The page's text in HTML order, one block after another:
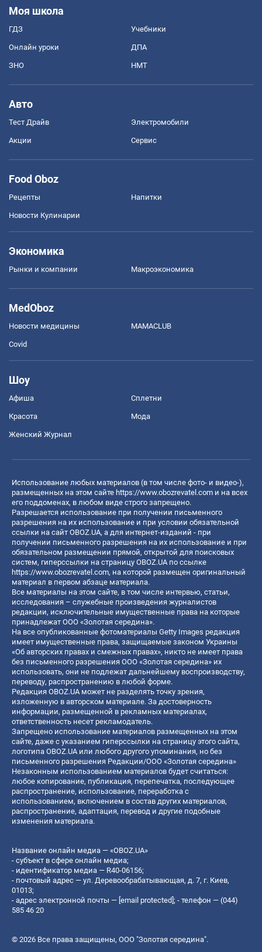
Моя школа
ГДЗ Учебники
Онлайн уроки ДПА
ЗНО НМТ
Авто
Тест Драйв Электромобили
Акции Сервис
Food Oboz
Рецепты Напитки
Новости Кулинарии
Экономика
Рынки и компании Mакроэкономика
MedOboz
Новости медицины MAMACLUB
Covid
Шоу
Афиша Сплетни
Красота Мода
Женский Журнал
Использование любых материалов (в том числе фото- и видео-),
размещенных на этом сайте https://www.obozrevatel.com и на всех
его поддоменах, в любом виде строго запрещено.
Разрешается использование при получении письменного
разрешения на их использование и при условии обязательной
ссылки на сайт OBOZ.UA, а для интернет-изданий - при
получении письменного разрешения на их использование и при
обязательном размещении прямой, открытой для поисковых
систем, гиперссылки на страницу OBOZ.UA по ссылке
https://www.obozrevatel.com, на которой размещен оригинальный
материал в первом абзаце материала.
Все материалы на этом сайте, в том числе интервью, статьи,
исследования – служебные произведения журналистов
редакции, исключительные имущественные права на которые
принадлежат ООО «Золотая середина».
На все опубликованные фотоматериалы Getty Images редакция
имеет имущественные права, защищаемые законом Украины
«Об авторских правах и смежных правах», никто не имеет права
без письменного разрешения ООО «Золотая середина» их
использовать, они не подлежат дальнейшему воспроизводству,
переводу, распространению в любой форме.
Редакция OBOZ.UA может не разделять точку зрения,
изложенную в авторском материале. За достоверность
информации, размещенной в рекламных материалах,
ответственность несет рекламодатель.
Запрещено использование материалов размещенных на этом
сайте, даже с указанием гиперссылки на страницу этого сайта,
логотипа OBOZ.UA или любого другого упоминания, но без
письменного разрешения Редакции/ООО «Золотая середина»
Незаконным использованием материалов будет считаться:
любое копирование, публикация, перепечатка, последующее
распространение, использование, переработка с
использованием, включением в состав других материалов,
распространение, адаптация, перевод и другие подобные
изменения материала.
Название онлайн медиа — «OBOZ.UA»
- субъект в сфере онлайн медиа;
- идентификатор медиа — R40-06156;
- почтовый адрес — ул. Деревообрабатывающая, д. 7, г. Киев,
01013;
- адрес электронной почты — [email protected]; - телефон — (044)
585 46 20
© 2026 Все права защищены, ООО "Золотая середина".